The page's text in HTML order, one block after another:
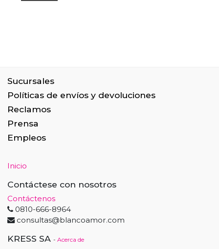
Sucursales
Políticas de envíos y devoluciones
Reclamos
Prensa
Empleos
Inicio
Contáctese con nosotros
Contáctenos
0810-666-8964
consultas@blancoamor.com
KRESS SA - Acerca de